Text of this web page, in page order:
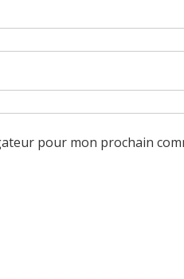
pour mon prochain